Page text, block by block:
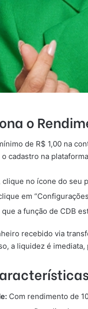
o
de R$ 1,00 na
cadastro na
clique no ícone do
em
a função de CDB
recebido via
a liquidez é
Com rendimento de